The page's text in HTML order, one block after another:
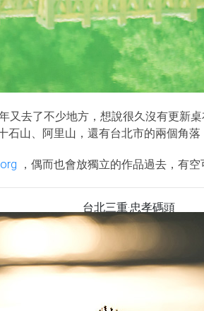
又去了不少地方，想說很久沒有更新
山、阿里山，還有台北市的兩個角落
，偶而也會放獨立的作品過去，有空
台北三重‧忠孝碼頭